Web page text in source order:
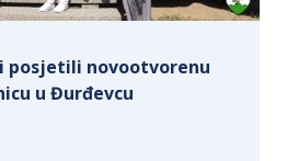
posjetili novootvorenu
u Đurđevcu